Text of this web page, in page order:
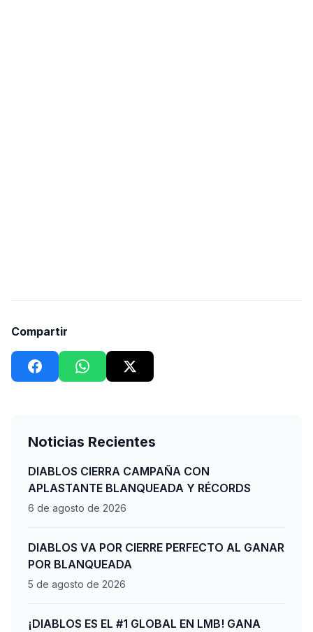
Compartir
Noticias Recientes
DIABLOS CIERRA CAMPAÑA CON
APLASTANTE BLANQUEADA Y RÉCORDS
6 de agosto de 2026
DIABLOS VA POR CIERRE PERFECTO AL GANAR
POR BLANQUEADA
5 de agosto de 2026
¡DIABLOS ES EL #1 GLOBAL EN LMB! GANA